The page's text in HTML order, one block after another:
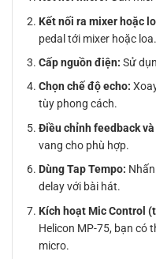
Kết nối ra mixer hoặc
pedal tới mixer hoặc loa.
Cấp nguồn điện: Sử
Chọn chế độ echo:
tùy phong cách.
Điều chỉnh feedback
vang cho phù hợp.
Dùng Tap Tempo:
delay với bài hát.
Kích hoạt Mic Control
Helicon MP-75, bạn có
micro.